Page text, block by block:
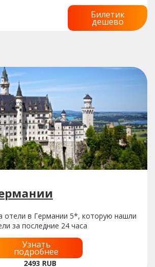
Билетик
дешево
отели в Германии 5*, которую нашли
за последние 24 часа
Узнать
подробнее
2493 RUB